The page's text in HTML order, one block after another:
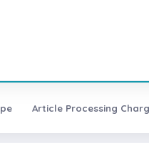
Article Processing